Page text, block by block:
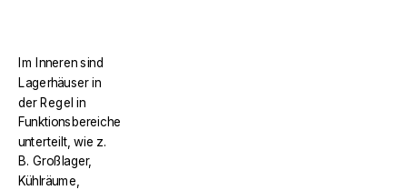
Im Inneren sind
Lagerhäuser in
der Regel in
Funktionsbereiche
unterteilt, wie z.
B. Großlager,
Kühlräume,